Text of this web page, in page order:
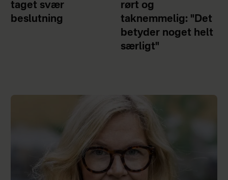
taget svær
beslutning
rørt og
taknemmelig: "Det
betyder noget helt
særligt"